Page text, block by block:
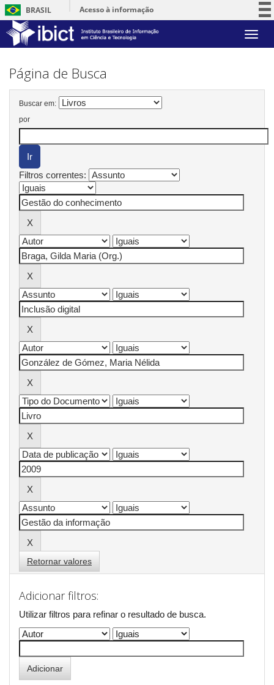
BRASIL
Acesso à informação
Serviços
Skip
Página de Busca
Buscar em:
por
Filtros correntes:
Retornar valores
Adicionar filtros:
Utilizar filtros para refinar o resultado de busca.